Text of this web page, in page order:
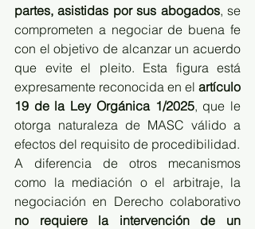
partes, asistidas por sus abogados, se
comprometen a negociar de buena fe
con el objetivo de alcanzar un acuerdo
que evite el pleito. Esta figura está
expresamente reconocida en el artículo
19 de la Ley Orgánica 1/2025, que le
otorga naturaleza de MASC válido a
efectos del requisito de procedibilidad.
A diferencia de otros mecanismos
como la mediación o el arbitraje, la
no requiere la intervención de un